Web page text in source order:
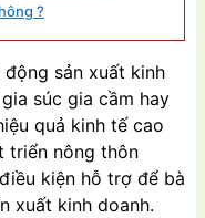
?
sản xuất kinh
súc gia cầm hay
quả kinh tế cao
triển nông thôn
kiện hỗ trợ để bà
xuất kinh doanh.